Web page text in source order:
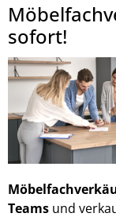
sofort!
Teams und